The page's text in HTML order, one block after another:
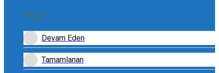
Proje
Devam Eden
Tamamlanan